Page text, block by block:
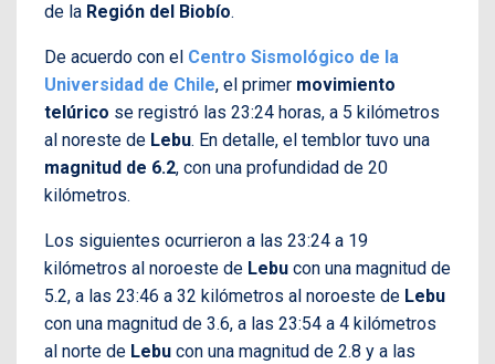
de la Región del Biobío.
De acuerdo con el Centro Sismológico de la
Universidad de Chile, el primer movimiento
telúrico se registró las 23:24 horas, a 5 kilómetros
al noreste de Lebu. En detalle, el temblor tuvo una
magnitud de 6.2, con una profundidad de 20
kilómetros.
Los siguientes ocurrieron a las 23:24 a 19
kilómetros al noroeste de Lebu con una magnitud de
5.2, a las 23:46 a 32 kilómetros al noroeste de Lebu
con una magnitud de 3.6, a las 23:54 a 4 kilómetros
al norte de Lebu con una magnitud de 2.8 y a las